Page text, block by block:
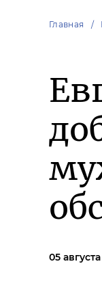
Главная
05